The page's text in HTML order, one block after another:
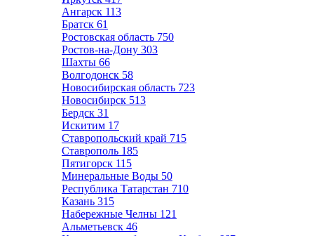
Ангарск 113
Братск 61
Ростовская область 750
Ростов-на-Дону 303
Шахты 66
Волгодонск 58
Новосибирская область 723
Новосибирск 513
Бердск 31
Искитим 17
Ставропольский край 715
Ставрополь 185
Пятигорск 115
Минеральные Воды 50
Республика Татарстан 710
Казань 315
Набережные Челны 121
Альметьевск 46